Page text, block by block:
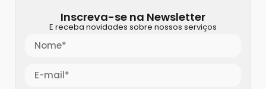
Inscreva-se na Newsletter
E receba novidades sobre nossos serviços